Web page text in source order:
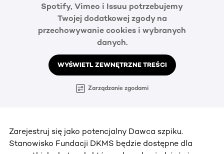
Spotify, Vimeo i Issuu potrzebujemy
Twojej dodatkowej zgody na
przechowywanie cookies i wybranych
danych.
WYŚWIETL ZEWNĘTRZNE TREŚCI
Zarządzanie zgodami
Zarejestruj się jako potencjalny Dawca szpiku.
Stanowisko Fundacji DKMS będzie dostępne dla